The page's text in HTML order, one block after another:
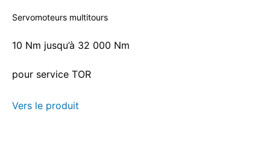
Servomoteurs multitours
10 Nm jusqu’à 32 000 Nm
pour service TOR
Vers le produit